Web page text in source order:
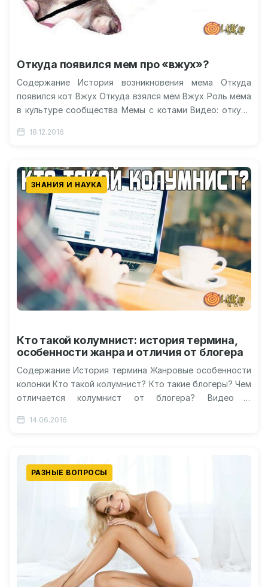
Откуда появился мем про «вжух»?
Содержание История возникновения мема Откуда
появился кот Вжух Откуда взялся мем Вжух Роль мема
в культуре сообщества Мемы с котами Видео: откуда
18.12.2016
ЗНАНИЯ И НАУКА
Кто такой колумнист: история термина,
особенности жанра и отличия от блогера
Содержание История термина Жанровые особенности
колонки Кто такой колумнист? Кто такие блогеры? Чем
отличается колумнист от блогера? Видео о
14.06.2016
РАЗНЫЕ ВОПРОСЫ